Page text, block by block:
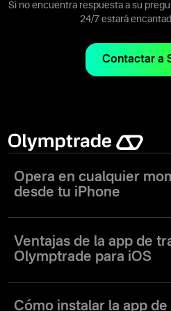
trading disponibles en nuestras otras
Si no encuentra respuesta a su
24/7 estará
Contactar a
Opera en cualquier
desde tu iPhone
inversiones es fundamental. Con la
para iOS, ya no necesitas estar
Las apps móviles modernas
Olymptrade para iOS brinda la
Ventajas de la app de
Olymptrade para iOS
plataforma de trading en la app de
Cómo instalar la app